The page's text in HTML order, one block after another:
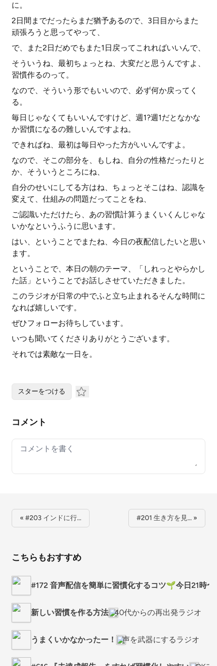
に。
2日間までだったらまだ猶予あるので、3日目からまた
頑張ろうと思ってやって、
で、また2日だめでもまた1日戻ってこれればいいんで、
そういうね、最初ちょっとね、大変だと思うんですよ、
習慣作るのって。
なので、そういう形でもいいので、必ず何か戻ってく
る。
毎日じゃなくてもいいんですけど、週1?週1だとなかな
か習慣になるの難しいんですよね。
できればね、最初は毎日やった方がいいんですよ。
なので、そこの部分を、もしね、自分の性格だったりと
か、そういうところにね、
自分のせいにしてる方はね、ちょっとそこはね、認識を
変えて、仕組みの問題だってことをね、
ご認識いただけたら、あの習慣計算うまくいくんじゃな
いかなというふうに思います。
はい、ということでまたね、今日の夜配信したいと思い
ます。
ということで、本日の朝のテーマ、「しれっとやらかし
た話」ということでお話しさせていただきました。
このラジオが日常の中でふと立ち止まれるそんな時間に
なれば嬉しいです。
ぜひフォローお待ちしています。
いつも聞いてくださりありがとうございます。
それでは素敵な一日を。
スターをつける
コメント
Your comment
« #203 インドに行… #201 生き方を見… »
こちらもおすすめ
#172 音声配信を簡単に習慣化するコツ🌱今日21時
新しい習慣を作る方法 40代からの再出発ラジオ
うまくいかなかったー！ 声を武器にするラジオ